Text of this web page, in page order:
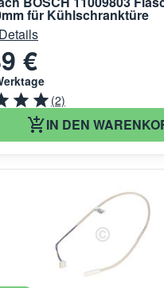
für Kühlschranktüre
€
(2)
IN DEN